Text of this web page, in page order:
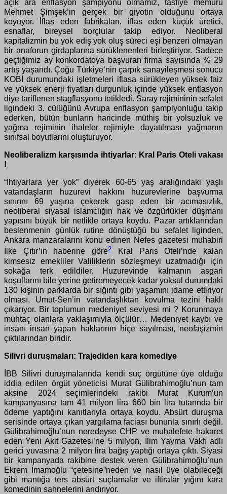
açık ara enflasyon şampiyonu olmamız, tasfiye memuru
Mehmet Şimşek’in gerçek bir giyotin olduğunu ortaya
koyuyor. İflas eden fabrikaları, iflas eden küçük üretici,
esnaflar, bireysel borçlular takip ediyor. Neoliberal
kapitalizmin bu yok ediş yok oluş süreci eşi benzeri olmayan
bir anaforun girdaplarına sürüklenenleri birleştiriyor. Sadece
geçtiğimiz ay konkordatoya başvuran firma sayısında % 29
artış yaşandı. Çoğu Türkiye’nin çarpık sanayileşmesi sonucu
KOBİ durumundaki işletmeleri iflasa sürükleyen yüksek faiz
ve yüksek enerji fiyatları durgunluk içinde yüksek enflasyon
diye tariflenen stagflasyonu tetikledi. Saray rejimininin sefalet
ligindeki 3. cülüğünü Avrupa enflasyon şampiyonluğu takip
ederken, bütün bunların haricinde müthiş bir yolsuzluk ve
yağma rejiminin ihaleler rejimiyle dayatılması yağmanın
sınıfsal boyutlarını oluşturuyor.
Neoliberalizm karşısında ihtiyarlar: Kral Paris Oteli vakası
!
“İhtiyarlara yer yok” diyerek 60-65 yaş aralığındaki yaşlı
vatandaşların huzurevi hakkını huzurevlerine başvurma
sınırını 69 yaşına çekerek gasp eden bir acımasızlık,
neoliberal siyasal islamclığın hak ve özgürlükler düşmanı
yapısını büyük bir netlikle ortaya koydu. Pazar artıklarından
beslenmenin günlük rutine dönüştüğü bu sefalet liginden,
Ankara manzaralarını konu edinen Nefes gazetesi muhabiri
İlke Çıtır’ın haberine göre2Kral Paris Oteli’nde kalan
kimsesiz emekliler Valiliklerin sözleşmeyi uzatmadığı için
sokağa terk edildiler. Huzurevinde kalmanın asgari
koşullarını bile yerine getiremeyecek kadar yoksul durumdaki
130 kişinin parklarda bir sığıntı gibi yaşamını idame ettiriyor
olması, Umut-Sen’in vatandaşlıktan kovulma tezini haklı
çıkarıyor. Bir toplumun medeniyet seviyesi mi ? Korunmaya
muhtaç olanlara yaklaşımıyla ölçülür… Medeniyet kaybı ve
insanı insan yapan haklarının hiçe sayılması, neofaşizmin
çıktılarından biridir.
Silivri duruşmaları: Trajediden kara komediye
İBB Silivri duruşmalarında kendi suç örgütüne üye olduğu
iddia edilen örgüt yöneticisi Murat Gülibrahimoğlu’nun tam
aksine 2024 seçimlerindeki rakibi Murat Kurum’un
kampanyasına tam 41 milyon lira 660 bin lira tutarında bir
ödeme yaptığını kanıtlarıyla ortaya koydu. Absürt duruşma
serisinde ortaya çıkan yargılama faciası bununla sınırlı değil.
Gülibrahimoğlu’nun neredeyse CHP ve muhalefete hakaret
eden Yeni Akit Gazetesi’ne 5 milyon, İlim Yayma Vakfı adlı
gerici yuvasına 2 milyon lira bağış yaptığı ortaya çıktı. Siyasi
bir kampanyada rakibine destek veren Gülibrahimoğlu’nun
Ekrem İmamoğlu “çetesine”neden ve nasıl üye olabileceği
gibi mantığa ters absürt suçlamalar ve iftiralar yığını kara
komedinin sahnelerini andırıyor.